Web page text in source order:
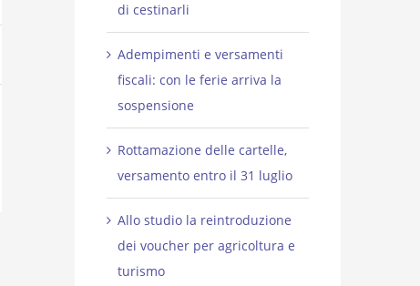
di cestinarli
Adempimenti e versamenti
fiscali: con le ferie arriva la
sospensione
Rottamazione delle cartelle,
versamento entro il 31 luglio
Allo studio la reintroduzione
dei voucher per agricoltura e
turismo